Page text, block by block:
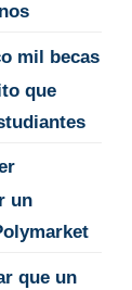
mil becas
que
un
que un